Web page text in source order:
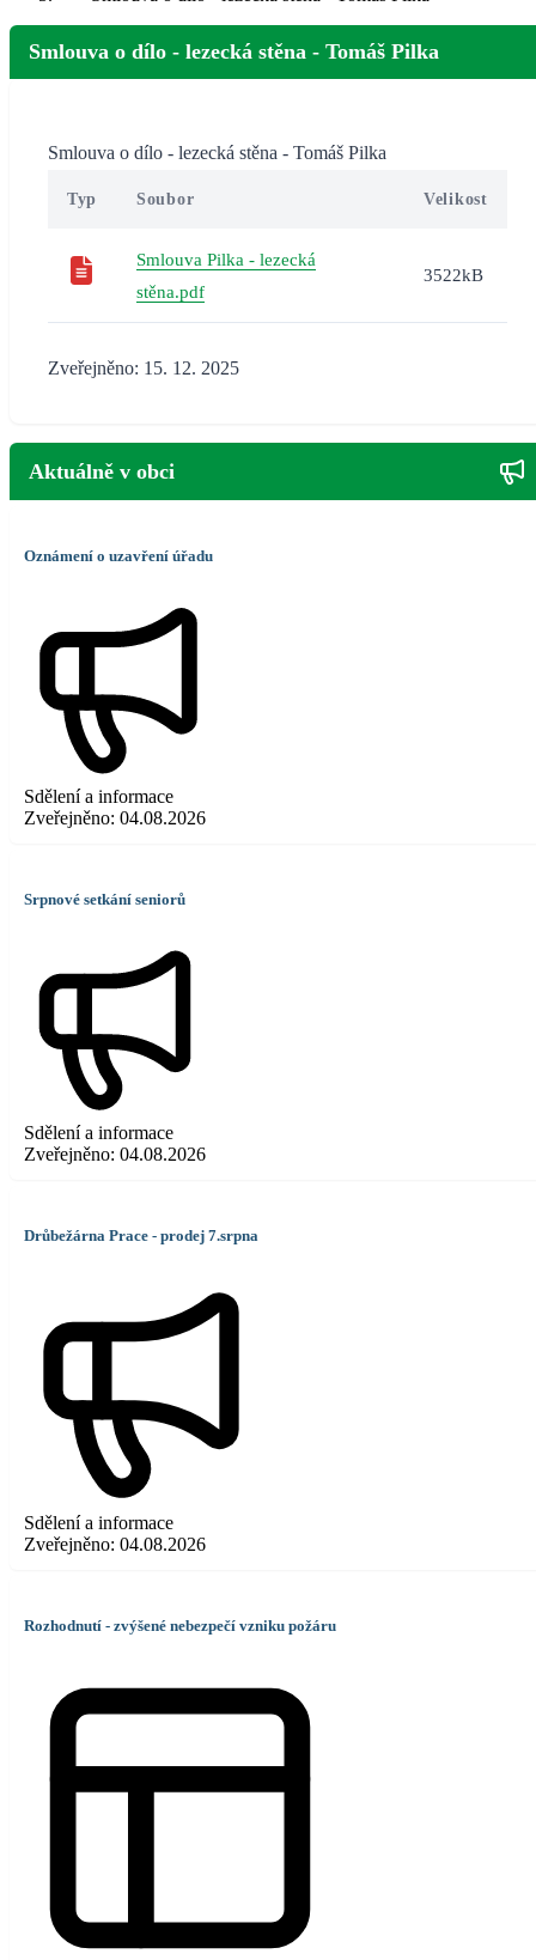
Smlouva o dílo - lezecká stěna - Tomáš Pilka
Smlouva o dílo - lezecká stěna - Tomáš Pilka
Typ Soubor Velikost
Smlouva Pilka - lezecká
stěna.pdf
3522kB
Zveřejněno: 15. 12. 2025
Aktuálně v obci
Oznámení o uzavření úřadu
Sdělení a informace
Zveřejněno: 04.08.2026
Srpnové setkání seniorů
Sdělení a informace
Zveřejněno: 04.08.2026
Drůbežárna Prace - prodej 7.srpna
Sdělení a informace
Zveřejněno: 04.08.2026
Rozhodnutí - zvýšené nebezpečí vzniku požáru